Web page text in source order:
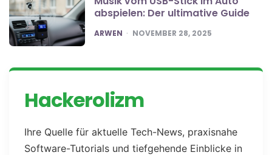
abspielen: Der ultimative Guide
POSTED
ARWEN NOVEMBER 28, 2025
Hackerolizm
Ihre Quelle für aktuelle Tech-News, praxisnahe
Software-Tutorials und tiefgehende Einblicke in